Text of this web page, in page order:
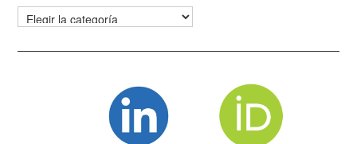
Categorías